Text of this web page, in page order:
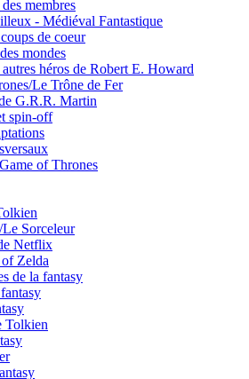
membres
- Médiéval Fantastique
de coeur
mondes
héros de Robert E. Howard
Le Trône de Fer
G.R.R. Martin
spin-off
of Thrones
Sorceleur
Netflix
Zelda
de la fantasy
Tolkien